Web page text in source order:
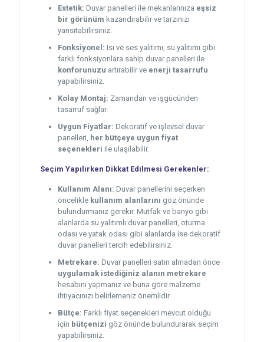
Estetik: Duvar panelleri ile mekanlarınıza eşsiz
bir görünüm kazandırabilir ve tarzınızı
yansıtabilirsiniz.
Fonksiyonel: Isı ve ses yalıtımı, su yalıtımı gibi
farklı fonksiyonlara sahip duvar panelleri ile
konforunuzu artırabilir ve enerji tasarrufu
yapabilirsiniz.
Kolay Montaj: Zamandan ve işgücünden
tasarruf sağlar.
Uygun Fiyatlar: Dekoratif ve işlevsel duvar
panelleri, her bütçeye uygun fiyat
seçenekleri ile ulaşılabilir.
Seçim Yapılırken Dikkat Edilmesi Gerekenler:
Kullanım Alanı: Duvar panellerini seçerken
öncelikle kullanım alanlarını göz önünde
bulundurmanız gerekir. Mutfak ve banyo gibi
alanlarda su yalıtımlı duvar panelleri, oturma
odası ve yatak odası gibi alanlarda ise dekoratif
duvar panelleri tercih edebilirsiniz.
Metrekare: Duvar panelleri satın almadan önce
uygulamak istediğiniz alanın metrekare
hesabını yapmanız ve buna göre malzeme
ihtiyacınızı belirlemeniz önemlidir.
Bütçe: Farklı fiyat seçenekleri mevcut olduğu
için bütçenizi göz önünde bulundurarak seçim
yapabilirsiniz.